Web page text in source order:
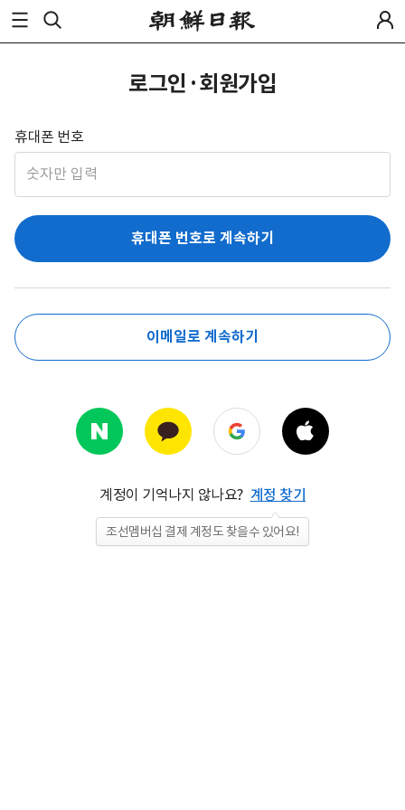
로그인·회원가입
휴대폰 번호
휴대폰 번호로 계속하기
이메일로 계속하기
계정이 기억나지 않나요? 계정 찾기
조선멤버십 결제 계정도 찾을수 있어요!